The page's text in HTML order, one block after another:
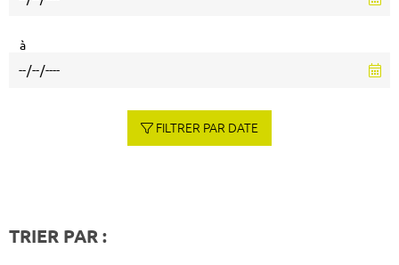
à
FILTRER PAR DATE
TRIER PAR :